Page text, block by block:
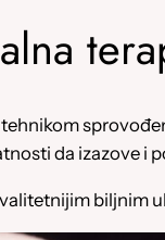
da izazove i
biljnim